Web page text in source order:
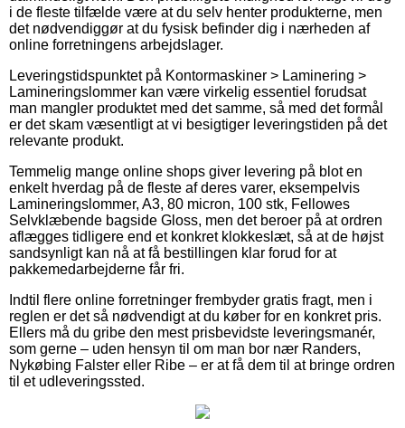
i de fleste tilfælde være at du selv henter produkterne, men
det nødvendiggør at du fysisk befinder dig i nærheden af
online forretningens arbejdslager.
Leveringstidspunktet på Kontormaskiner > Laminering >
Lamineringslommer kan være virkelig essentiel forudsat
man mangler produktet med det samme, så med det formål
er det skam væsentligt at vi besigtiger leveringstiden på det
relevante produkt.
Temmelig mange online shops giver levering på blot en
enkelt hverdag på de fleste af deres varer, eksempelvis
Lamineringslommer, A3, 80 micron, 100 stk, Fellowes
Selvklæbende bagside Gloss, men det beroer på at ordren
aflægges tidligere end et konkret klokkeslæt, så at de højst
sandsynligt kan nå at få bestillingen klar forud for at
pakkemedarbejderne får fri.
Indtil flere online forretninger frembyder gratis fragt, men i
reglen er det så nødvendigt at du køber for en konkret pris.
Ellers må du gribe den mest prisbevidste leveringsmanér,
som gerne – uden hensyn til om man bor nær Randers,
Nykøbing Falster eller Ribe – er at få dem til at bringe ordren
til et udleveringssted.